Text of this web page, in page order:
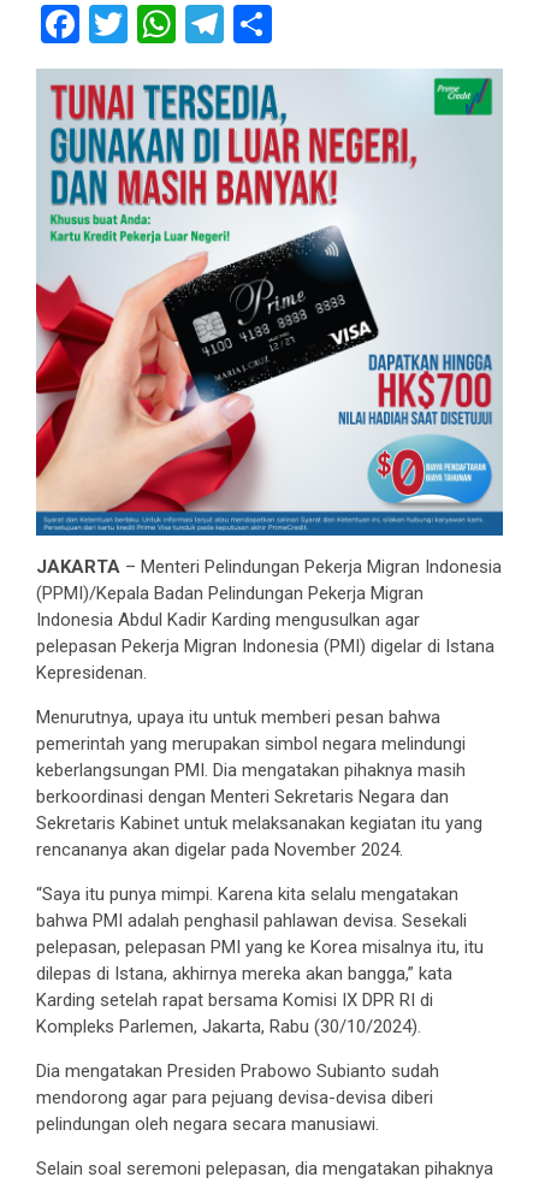
Facebook
Twitter
WhatsApp
Telegram
JAKARTA – Menteri Pelindungan Pekerja Migran Indonesia
(PPMI)/Kepala Badan Pelindungan Pekerja Migran
Indonesia Abdul Kadir Karding mengusulkan agar
pelepasan Pekerja Migran Indonesia (PMI) digelar di Istana
Kepresidenan.
Menurutnya, upaya itu untuk memberi pesan bahwa
pemerintah yang merupakan simbol negara melindungi
keberlangsungan PMI. Dia mengatakan pihaknya masih
berkoordinasi dengan Menteri Sekretaris Negara dan
Sekretaris Kabinet untuk melaksanakan kegiatan itu yang
rencananya akan digelar pada November 2024.
“Saya itu punya mimpi. Karena kita selalu mengatakan
bahwa PMI adalah penghasil pahlawan devisa. Sesekali
pelepasan, pelepasan PMI yang ke Korea misalnya itu, itu
dilepas di Istana, akhirnya mereka akan bangga,” kata
Karding setelah rapat bersama Komisi IX DPR RI di
Kompleks Parlemen, Jakarta, Rabu (30/10/2024).
Dia mengatakan Presiden Prabowo Subianto sudah
mendorong agar para pejuang devisa-devisa diberi
pelindungan oleh negara secara manusiawi.
Selain soal seremoni pelepasan, dia mengatakan pihaknya